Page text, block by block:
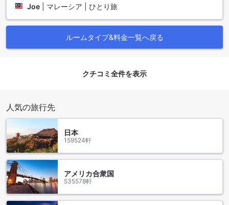
クスや、荷物を気軽に預けられる荷物保管サービスも完備し
るエクスプレスサービスを提供しており、忙しい旅行者にも
最適です。清掃サービスは毎日行われており、常に清潔で快
な滞在をサポートします。
サウンドスリープ ホステルでは、訪れるゲストの快適な移動
をサポートするために、さまざまな交通施設を提供していま
す。空港からのアクセスが便利な空港送迎サービスは、到着
時の疲れを軽減し、スムーズに宿泊先までお越しいただける
よう配慮されています。さらに、観光を楽しむためのツアー
サービスも充実しており、地元の魅力を存分に体験できるプ
ランを選ぶことができます。
また、サウンドスリープ ホステルには、ゲスト専用の駐車場
も完備されており、レンタカーを利用する方にも安心です。
Joe マレーシア | ひとり旅
ルームタイプ&料金一覧へ戻る
クチコミ全件を表示
人気の旅行先
日本
159524軒
アメリカ合衆国
535578軒